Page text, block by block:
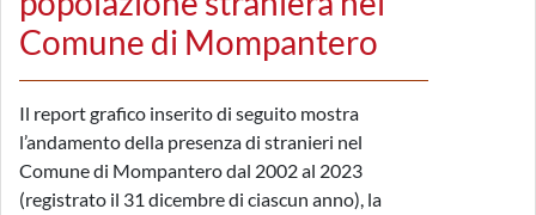
Comune di Mompantero
Il report grafico inserito di seguito mostra
l’andamento della presenza di stranieri nel
Comune di Mompantero dal 2002 al 2023
(registrato il 31 dicembre di ciascun anno), la